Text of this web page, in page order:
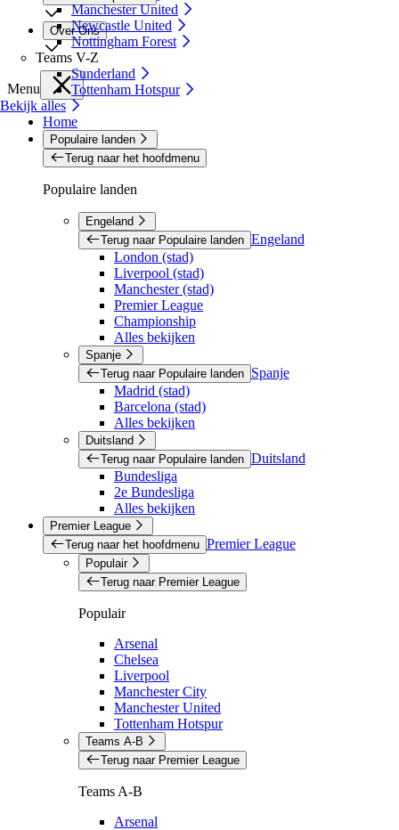
Manchester United
Newcastle United
Nottingham Forest
Teams V-Z
Sunderland
Tottenham Hotspur
Bekijk alles
Over Ons
Menu
Home
Populaire landen
Terug naar het hoofdmenu
Populaire landen
Engeland
Terug naar Populaire landen Engeland
London (stad)
Liverpool (stad)
Manchester (stad)
Premier League
Championship
Alles bekijken
Spanje
Terug naar Populaire landen
Spanje
Madrid (stad)
Barcelona (stad)
Alles bekijken
Duitsland
Terug naar Populaire landen Duitsland
Bundesliga
2e Bundesliga
Alles bekijken
Premier League
Terug naar het hoofdmenu Premier League
Populair
Terug naar Premier League
Populair
Arsenal
Chelsea
Liverpool
Manchester City
Manchester United
Tottenham Hotspur
Teams A-B
Terug naar Premier League
Teams A-B
Arsenal